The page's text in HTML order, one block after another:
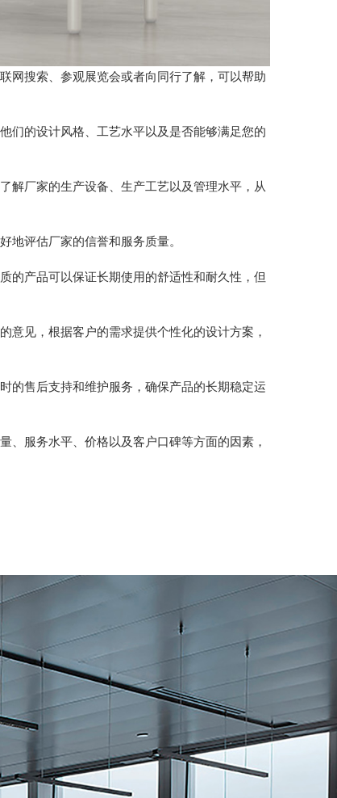
搜索、参观展览会或者向同行了解，可以帮助
的设计风格、工艺水平以及是否能够满足您的
厂家的生产设备、生产工艺以及管理水平，从
评估厂家的信誉和服务质量。
产品可以保证长期使用的舒适性和耐久性，但
见，根据客户的需求提供个性化的设计方案，
售后支持和维护服务，确保产品的长期稳定运
服务水平、价格以及客户口碑等方面的因素，